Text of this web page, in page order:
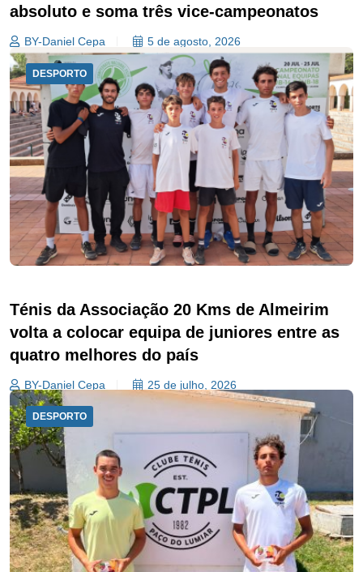
absoluto e soma três vice-campeonatos
BY-Daniel Cepa 5 de agosto, 2026
DESPORTO
Ténis da Associação 20 Kms de Almeirim
volta a colocar equipa de juniores entre as
quatro melhores do país
BY-Daniel Cepa 25 de julho, 2026
DESPORTO